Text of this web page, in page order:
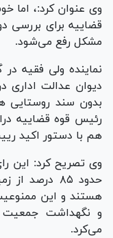
وی عنوان کرد:، اما
قضاییه برای بررسی
مشکل رفع می‌شود.
نماینده ولی فقیه
دیوان عدالت
بدون سند روستایی
رئیس قوه قضاییه
هم با دستور اکید
وی تصریح کرد: این
حدود ۸۵
هستند و این
و نگهداشت جمعیت
می‌کرد.